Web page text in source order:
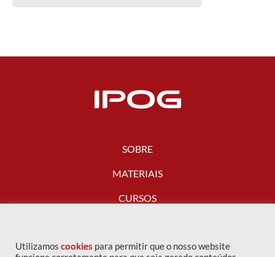
SOBRE
MATERIAIS
CURSOS
FALE CONOSCO
Utilizamos cookies para permitir que o nosso website